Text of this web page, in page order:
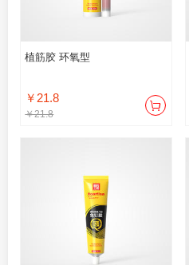
植筋胶 环氧型
￥21.8
￥21.8